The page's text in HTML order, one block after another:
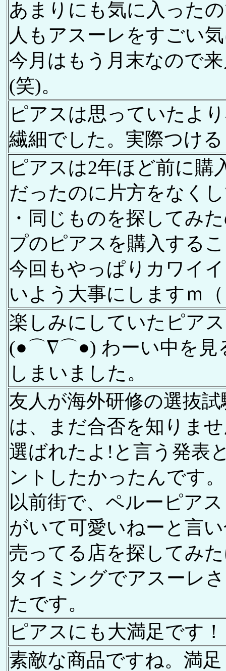
あまりにも気に入った
人もアスーレをすごい
今月はもう月末なので
(笑)。
ピアスは思っていたよ
繊細でした。実際つけ
ピアスは2年ほど前に購
だったのに片方をなく
・同じものを探してみ
プのピアスを購入する
今回もやっぱりカワイ
いよう大事にします
楽しみにしていたピア
(●⌒∇⌒●) わーい中を見
しまいました。
友人が海外研修の選抜
は、まだ合否を知りま
選ばれたよ!と言う発表
ントしたかったんです。
以前街で、ペルーピア
がいて可愛いねーと言
売ってる店を探してみ
タイミングでアスーレ
たです。
ピアスにも大満足です！
素敵な商品ですね。満